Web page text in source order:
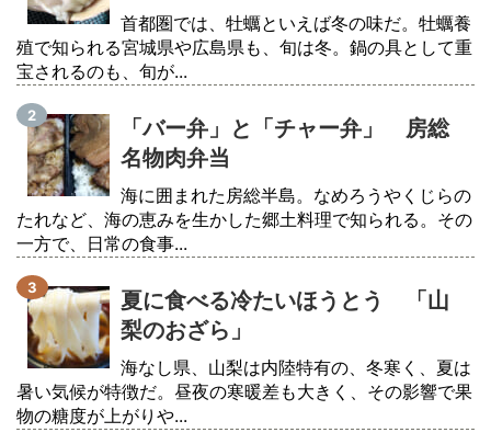
首都圏では、牡蠣といえば冬の味だ。牡蠣養
殖で知られる宮城県や広島県も、旬は冬。鍋の具として重
宝されるのも、旬が...
「バー弁」と「チャー弁」 房総
名物肉弁当
海に囲まれた房総半島。なめろうやくじらの
たれなど、海の恵みを生かした郷土料理で知られる。その
一方で、日常の食事...
夏に食べる冷たいほうとう 「山
梨のおざら」
海なし県、山梨は内陸特有の、冬寒く、夏は
暑い気候が特徴だ。昼夜の寒暖差も大きく、その影響で果
物の糖度が上がりや...